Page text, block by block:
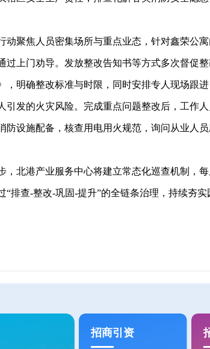
聚焦人员密集场所与重点业态，针对鑫荣公寓
过上门劝导。发放整改告知书等方式多次督促
，明确整改标准与时限，同时安排专人现场跟
引发的火灾风险。完成重点问题整改后，工作
防设施配备，核查用电用火规范，询问从业人
北港产业服务中心将建立常态化巡查机制，每
“排查-整改-巩固-提升”的全链条治理，持续夯
招商引资